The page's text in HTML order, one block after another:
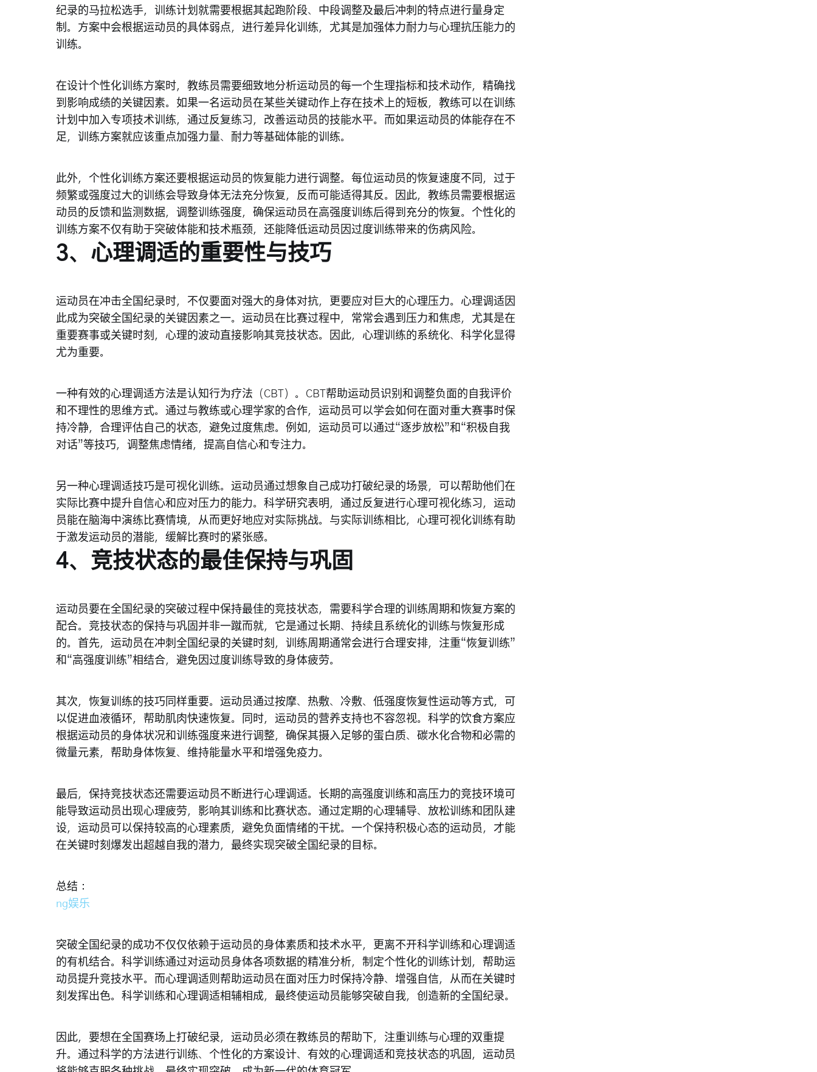
纪录的马拉松选手，训练计划就需要根据其起跑阶段、中段调整及最后冲刺的特点进行量身定
制。方案中会根据运动员的具体弱点，进行差异化训练，尤其是加强体力耐力与心理抗压能力的
训练。
在设计个性化训练方案时，教练员需要细致地分析运动员的每一个生理指标和技术动作，精确找
到影响成绩的关键因素。如果一名运动员在某些关键动作上存在技术上的短板，教练可以在训练
计划中加入专项技术训练，通过反复练习，改善运动员的技能水平。而如果运动员的体能存在不
足，训练方案就应该重点加强力量、耐力等基础体能的训练。
此外，个性化训练方案还要根据运动员的恢复能力进行调整。每位运动员的恢复速度不同，过于
频繁或强度过大的训练会导致身体无法充分恢复，反而可能适得其反。因此，教练员需要根据运
动员的反馈和监测数据，调整训练强度，确保运动员在高强度训练后得到充分的恢复。个性化的
训练方案不仅有助于突破体能和技术瓶颈，还能降低运动员因过度训练带来的伤病风险。
3、心理调适的重要性与技巧
运动员在冲击全国纪录时，不仅要面对强大的身体对抗，更要应对巨大的心理压力。心理调适因
此成为突破全国纪录的关键因素之一。运动员在比赛过程中，常常会遇到压力和焦虑，尤其是在
重要赛事或关键时刻，心理的波动直接影响其竞技状态。因此，心理训练的系统化、科学化显得
尤为重要。
一种有效的心理调适方法是认知行为疗法（CBT）。CBT帮助运动员识别和调整负面的自我评价
和不理性的思维方式。通过与教练或心理学家的合作，运动员可以学会如何在面对重大赛事时保
持冷静，合理评估自己的状态，避免过度焦虑。例如，运动员可以通过“逐步放松”和“积极自我
对话”等技巧，调整焦虑情绪，提高自信心和专注力。
另一种心理调适技巧是可视化训练。运动员通过想象自己成功打破纪录的场景，可以帮助他们在
实际比赛中提升自信心和应对压力的能力。科学研究表明，通过反复进行心理可视化练习，运动
员能在脑海中演练比赛情境，从而更好地应对实际挑战。与实际训练相比，心理可视化训练有助
于激发运动员的潜能，缓解比赛时的紧张感。
4、竞技状态的最佳保持与巩固
运动员要在全国纪录的突破过程中保持最佳的竞技状态，需要科学合理的训练周期和恢复方案的
配合。竞技状态的保持与巩固并非一蹴而就，它是通过长期、持续且系统化的训练与恢复形成
的。首先，运动员在冲刺全国纪录的关键时刻，训练周期通常会进行合理安排，注重“恢复训练”
和“高强度训练”相结合，避免因过度训练导致的身体疲劳。
其次，恢复训练的技巧同样重要。运动员通过按摩、热敷、冷敷、低强度恢复性运动等方式，可
以促进血液循环，帮助肌肉快速恢复。同时，运动员的营养支持也不容忽视。科学的饮食方案应
根据运动员的身体状况和训练强度来进行调整，确保其摄入足够的蛋白质、碳水化合物和必需的
微量元素，帮助身体恢复、维持能量水平和增强免疫力。
最后，保持竞技状态还需要运动员不断进行心理调适。长期的高强度训练和高压力的竞技环境可
能导致运动员出现心理疲劳，影响其训练和比赛状态。通过定期的心理辅导、放松训练和团队建
设，运动员可以保持较高的心理素质，避免负面情绪的干扰。一个保持积极心态的运动员，才能
在关键时刻爆发出超越自我的潜力，最终实现突破全国纪录的目标。
总结：
ng娱乐
突破全国纪录的成功不仅仅依赖于运动员的身体素质和技术水平，更离不开科学训练和心理调适
的有机结合。科学训练通过对运动员身体各项数据的精准分析，制定个性化的训练计划，帮助运
动员提升竞技水平。而心理调适则帮助运动员在面对压力时保持冷静、增强自信，从而在关键时
刻发挥出色。科学训练和心理调适相辅相成，最终使运动员能够突破自我，创造新的全国纪录。
因此，要想在全国赛场上打破纪录，运动员必须在教练员的帮助下，注重训练与心理的双重提
升。通过科学的方法进行训练、个性化的方案设计、有效的心理调适和竞技状态的巩固，运动员